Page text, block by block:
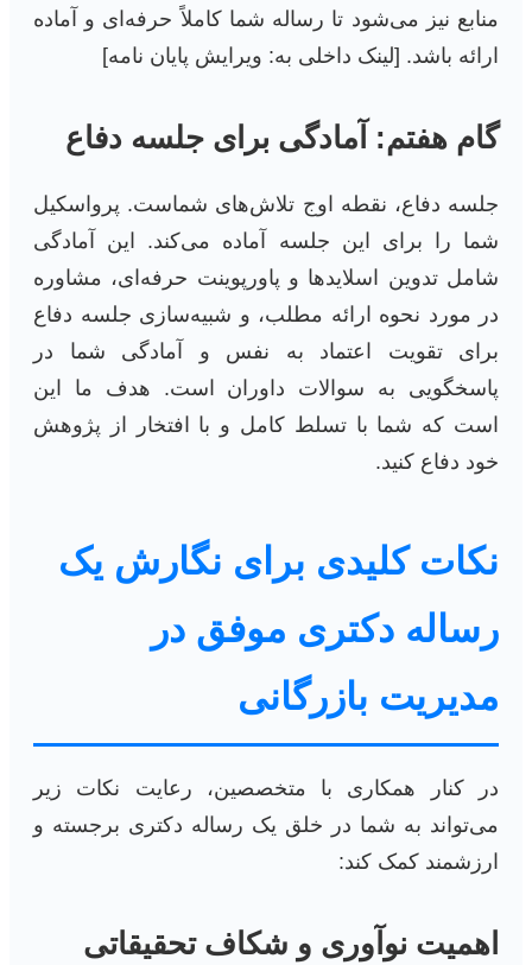
منابع نیز می‌شود تا رساله شما کاملاً حرفه‌ای و آماده
ارائه باشد. [لینک داخلی به: ویرایش پایان نامه]
گام هفتم: آمادگی برای جلسه دفاع
جلسه دفاع، نقطه اوج تلاش‌های شماست. پرواسکیل
شما را برای این جلسه آماده می‌کند. این آمادگی
شامل تدوین اسلایدها و پاورپوینت حرفه‌ای، مشاوره
در مورد نحوه ارائه مطلب، و شبیه‌سازی جلسه دفاع
برای تقویت اعتماد به نفس و آمادگی شما در
پاسخگویی به سوالات داوران است. هدف ما این
است که شما با تسلط کامل و با افتخار از پژوهش
خود دفاع کنید.
نکات کلیدی برای نگارش یک
رساله دکتری موفق در
مدیریت بازرگانی
در کنار همکاری با متخصصین، رعایت نکات زیر
می‌تواند به شما در خلق یک رساله دکتری برجسته و
ارزشمند کمک کند:
اهمیت نوآوری و شکاف تحقیقاتی